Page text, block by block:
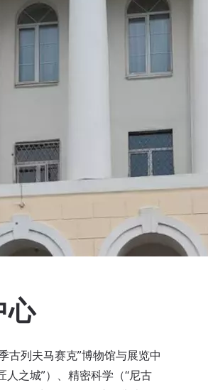
心
古列夫马赛克”博物馆与展览中
之城”）、精密科学（“尼古